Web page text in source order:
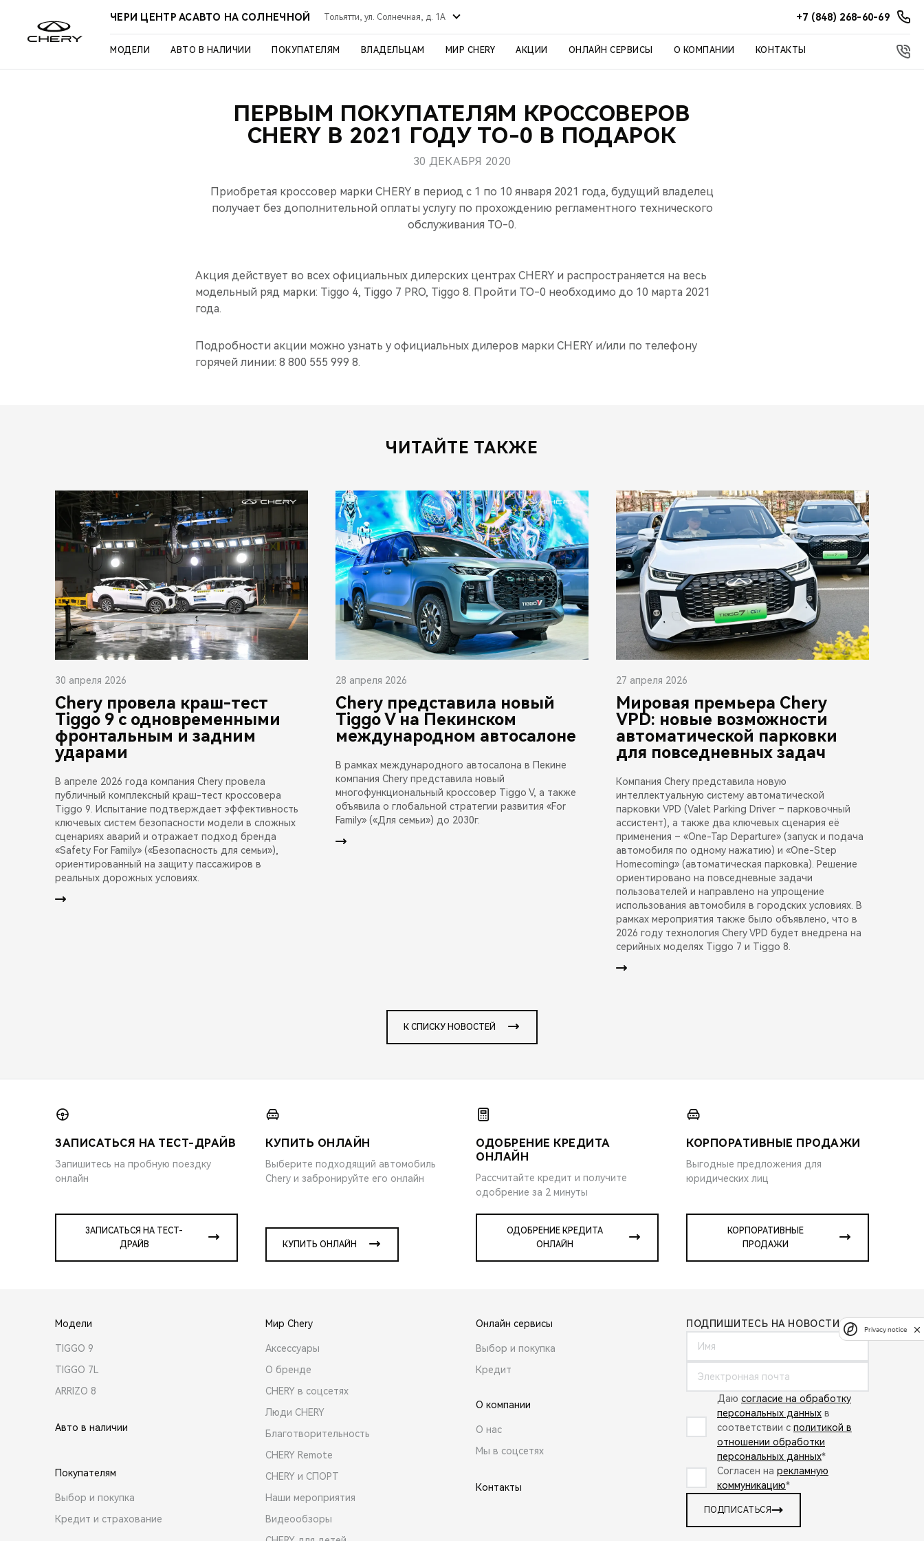
ЧЕРИ ЦЕНТР АСАВТО НА СОЛНЕЧНОЙ Тольятти, ул. Солнечная, д. 1А +7 (848) 268-60-69
МОДЕЛИ АВТО В НАЛИЧИИ ПОКУПАТЕЛЯМ ВЛАДЕЛЬЦАМ МИР CHERY АКЦИИ ОНЛАЙН СЕРВИСЫ О КОМПАНИИ КОНТАКТЫ
ПЕРВЫМ ПОКУПАТЕЛЯМ КРОССОВЕРОВ
CHERY В 2021 ГОДУ ТО-0 В ПОДАРОК
30 ДЕКАБРЯ 2020
Приобретая кроссовер марки CHERY в период с 1 по 10 января 2021 года, будущий владелец
получает без дополнительной оплаты услугу по прохождению регламентного технического
обслуживания ТО-0.
Акция действует во всех официальных дилерских центрах CHERY и распространяется на весь
модельный ряд марки: Tiggo 4, Tiggo 7 PRO, Tiggo 8. Пройти ТО-0 необходимо до 10 марта 2021
года.
Подробности акции можно узнать у официальных дилеров марки CHERY и/или по телефону
горячей линии: 8 800 555 999 8.
ЧИТАЙТЕ ТАКЖЕ
30 апреля 2026
Chery провела краш-тест
Tiggo 9 с одновременными
фронтальным и задним
ударами
В апреле 2026 года компания Chery провела
публичный комплексный краш-тест кроссовера
Tiggo 9. Испытание подтверждает эффективность
ключевых систем безопасности модели в сложных
сценариях аварий и отражает подход бренда
«Safety For Family» («Безопасность для семьи»),
ориентированный на защиту пассажиров в
реальных дорожных условиях.
28 апреля 2026
Chery представила новый
Tiggo V на Пекинском
международном автосалоне
В рамках международного автосалона в Пекине
компания Chery представила новый
многофункциональный кроссовер Tiggo V, а также
объявила о глобальной стратегии развития «For
Family» («Для семьи») до 2030г.
27 апреля 2026
Мировая премьера Chery
VPD: новые возможности
автоматической парковки
для повседневных задач
Компания Chery представила новую
интеллектуальную систему автоматической
парковки VPD (Valet Parking Driver – парковочный
ассистент), а также два ключевых сценария её
применения – «One-Tap Departure» (запуск и подача
автомобиля по одному нажатию) и «One-Step
Homecoming» (автоматическая парковка). Решение
ориентировано на повседневные задачи
пользователей и направлено на упрощение
использования автомобиля в городских условиях. В
рамках мероприятия также было объявлено, что в
2026 году технология Chery VPD будет внедрена на
серийных моделях Tiggo 7 и Tiggo 8.
К СПИСКУ НОВОСТЕЙ
ЗАПИСАТЬСЯ НА ТЕСТ-ДРАЙВ
Запишитесь на пробную поездку
онлайн
ЗАПИСАТЬСЯ НА ТЕСТ-
ДРАЙВ
КУПИТЬ ОНЛАЙН
Выберите подходящий автомобиль
Chery и забронируйте его онлайн
КУПИТЬ ОНЛАЙН
ОДОБРЕНИЕ КРЕДИТА
ОНЛАЙН
Рассчитайте кредит и получите
одобрение за 2 минуты
ОДОБРЕНИЕ КРЕДИТА
ОНЛАЙН
КОРПОРАТИВНЫЕ ПРОДАЖИ
Выгодные предложения для
юридических лиц
КОРПОРАТИВНЫЕ
ПРОДАЖИ
Модели
TIGGO 9
TIGGO 7L
ARRIZO 8
Авто в наличии
Покупателям
Выбор и покупка
Кредит и страхование
Мир Chery
Аксессуары
О бренде
CHERY в соцсетях
Люди CHERY
Благотворительность
CHERY Remote
CHERY и СПОРТ
Наши мероприятия
Видеообзоры
Онлайн сервисы
Выбор и покупка
Кредит
О компании
О нас
Мы в соцсетях
Контакты
ПОДПИШИТЕСЬ НА НОВОСТИ:
Даю согласие на обработку
персональных данных в
соответствии с политикой в
отношении обработки
персональных данных*
Согласен на рекламную
коммуникацию*
ПОДПИСАТЬСЯ
Privacy notice